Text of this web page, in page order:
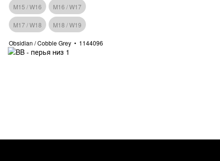
M15 / W16 M16 / W17
M17 / W18 M18 / W19
Obsidian / Cobble Grey 1144096